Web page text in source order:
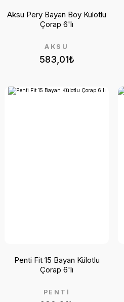
583,01₺
AKSU
Aksu Pery Bayan Boy Külotlu
Çorap 6'lı
PENTİ
Penti Fit 15 Bayan Külotlu
Çorap 6'lı